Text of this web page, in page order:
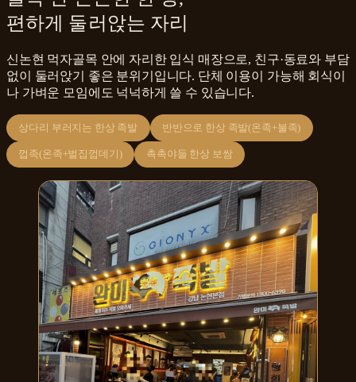
편하게 둘러앉는 자리
신논현 먹자골목 안에 자리한 입식 매장으로, 친구·동료와 부담
없이 둘러앉기 좋은 분위기입니다. 단체 이용이 가능해 회식이
나 가벼운 모임에도 넉넉하게 쓸 수 있습니다.
상다리 부러지는 한상 족발 반반으로 한상 족발(온족+불족)
껍족(온족+벌집껍데기) 촉촉야들 한상 보쌈